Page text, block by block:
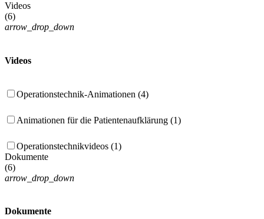
Videos
(6)
arrow_drop_down
Videos
Operationstechnik-Animationen (4)
Animationen für die Patientenaufklärung (1)
Operationstechnikvideos (1)
Dokumente
(6)
arrow_drop_down
Dokumente